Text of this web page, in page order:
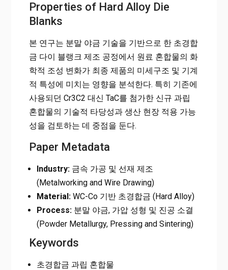
Properties of Hard Alloy Die
Blanks
본 연구는 분말 야금 기술을 기반으로 한 초경합
금 다이 블랭크 제조 공정에서 원료 혼합물의 화
학적 조성 변화가 최종 제품의 미세구조 및 기계
적 특성에 미치는 영향을 분석한다. 특히 기존에
사용되던 Cr3C2 대신 TaC를 첨가한 신규 과립
혼합물의 기술적 타당성과 생산 현장 적용 가능
성을 검토하는 데 중점을 둔다.
Paper Metadata
Industry:금속 가공 및 선재 제조
(Metalworking and Wire Drawing)
Material:WC-Co 기반 초경합금 (Hard Alloy)
Process:분말 야금, 가압 성형 및 진공 소결
(Powder Metallurgy, Pressing and Sintering)
Keywords
초경합금 과립 혼합물